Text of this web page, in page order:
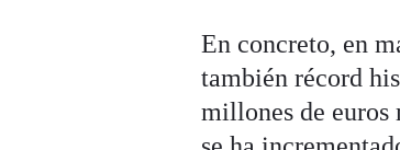
En concreto, en
también récord
millones de euros